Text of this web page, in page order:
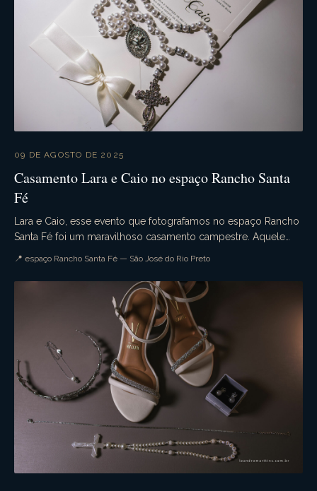
09 DE AGOSTO DE 2025
Casamento Lara e Caio no espaço Rancho Santa
Fé
Lara e Caio, esse evento que fotografamos no espaço Rancho
Santa Fé foi um maravilhoso casamento campestre. Aquele
📍 espaço Rancho Santa Fé — São José do Rio Preto